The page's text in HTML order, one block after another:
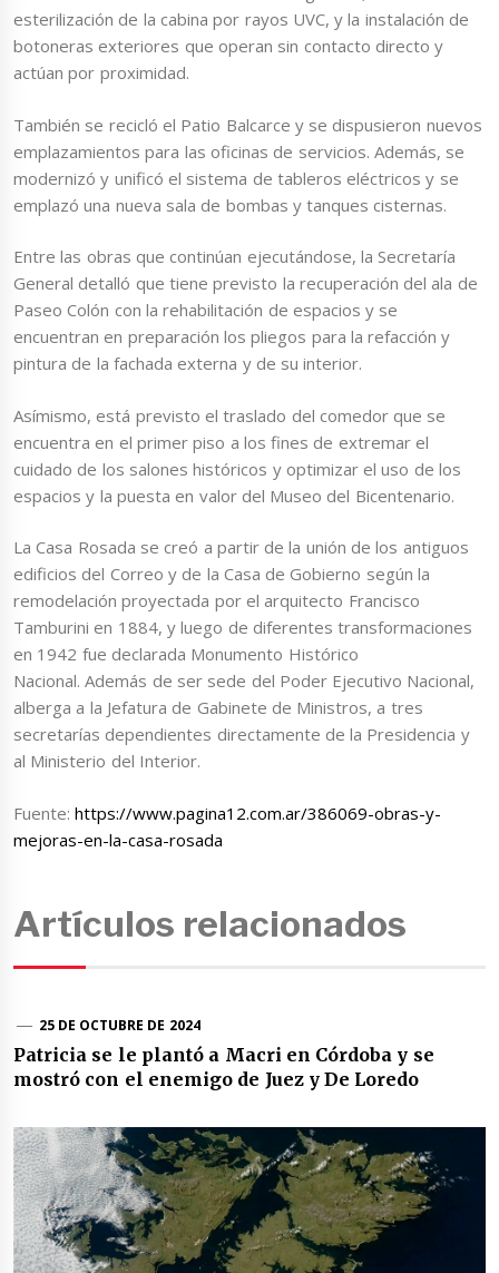
esterilización de la cabina por rayos UVC, y la instalación de
botoneras exteriores que operan sin contacto directo y
actúan por proximidad.
También se recicló el Patio Balcarce y se dispusieron nuevos
emplazamientos para las oficinas de servicios. Además, se
modernizó y unificó el sistema de tableros eléctricos y se
emplazó una nueva sala de bombas y tanques cisternas.
Entre las obras que continúan ejecutándose, la Secretaría
General detalló que tiene previsto la recuperación del ala de
Paseo Colón con la rehabilitación de espacios y se
encuentran en preparación los pliegos para la refacción y
pintura de la fachada externa y de su interior.
Asímismo, está previsto el traslado del comedor que se
encuentra en el primer piso a los fines de extremar el
cuidado de los salones históricos y optimizar el uso de los
espacios y la puesta en valor del Museo del Bicentenario.
La Casa Rosada se creó a partir de la unión de los antiguos
edificios del Correo y de la Casa de Gobierno según la
remodelación proyectada por el arquitecto Francisco
Tamburini en 1884, y luego de diferentes transformaciones
en 1942 fue declarada Monumento Histórico
Nacional. Además de ser sede del Poder Ejecutivo Nacional,
alberga a la Jefatura de Gabinete de Ministros, a tres
secretarías dependientes directamente de la Presidencia y
al Ministerio del Interior.
Fuente:https://www.pagina12.com.ar/386069-obras-y-
mejoras-en-la-casa-rosada
Artículos relacionados
25 DE OCTUBRE DE 2024
Patricia se le plantó a Macri en Córdoba y se
mostró con el enemigo de Juez y De Loredo